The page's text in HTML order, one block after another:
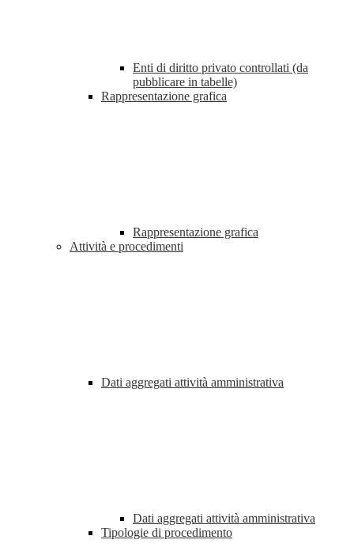
Enti di diritto privato controllati (da
pubblicare in tabelle)
Rappresentazione grafica
Rappresentazione grafica
Attività e procedimenti
Dati aggregati attività amministrativa
Dati aggregati attività amministrativa
Tipologie di procedimento